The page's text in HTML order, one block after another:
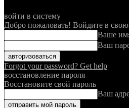
войти в систему
Добро пожаловать! Войдите в
Ваше
Ваш
Forgot your password? Get help
восстановление пароля
Восстановите свой пароль
Ваш